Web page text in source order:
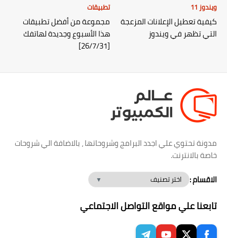
ويندوز 11
كيفية تعطيل الإعلانات المزعجة
التي تظهر في ويندوز
تطبيقات
مجموعة من أفضل تطبيقات
هذا الأسبوع وجديدة لهاتفك
[26/7/31]
مدونة تحتوي علي اجدد البرامج وشروحاتها ، بالاضافة الي شروحات
خاصة بالانترنت.
الاقسام :
تابعنا علي مواقع التواصل الاجتماعي